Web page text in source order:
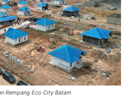
Rempang Eco City Batam